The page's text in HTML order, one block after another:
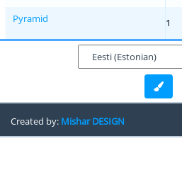
Pyramid
1
Created by: Mishar DESIGN